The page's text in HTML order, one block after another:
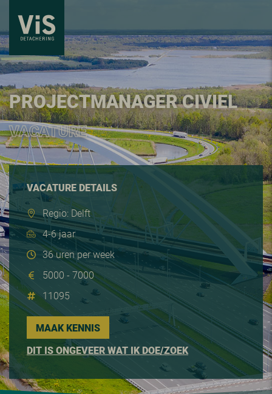
PROJECTMANAGER CIVIEL
VACATURE
VACATURE DETAILS
Regio: Delft
4-6 jaar
36 uren per week
5000 - 7000
11095
MAAK KENNIS
DIT IS ONGEVEER WAT IK DOE/ZOEK